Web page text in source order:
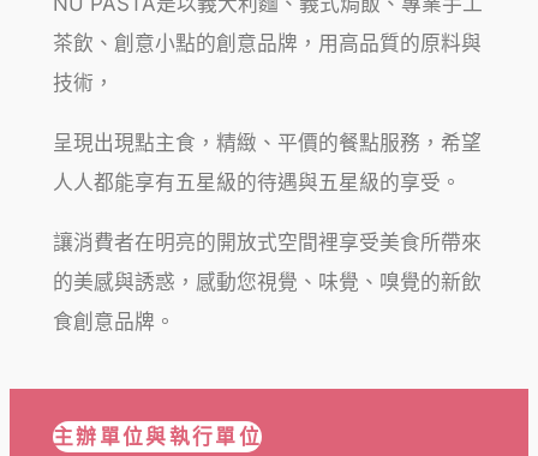
茶飲、創意小點的創意品牌，用高品質的原料與
技術，
呈現出現點主食，精緻、平價的餐點服務，希望
人人都能享有五星級的待遇與五星級的享受。
讓消費者在明亮的開放式空間裡享受美食所帶來
的美感與誘惑，感動您視覺、味覺、嗅覺的新飲
食創意品牌。
主辦單位與執行單位